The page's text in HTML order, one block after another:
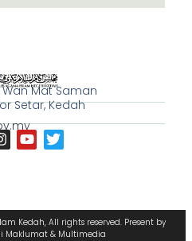
Mat Saman
Setar, Kedah
Kedah, All rights reserved. Present by
Maklumat & Multimedia